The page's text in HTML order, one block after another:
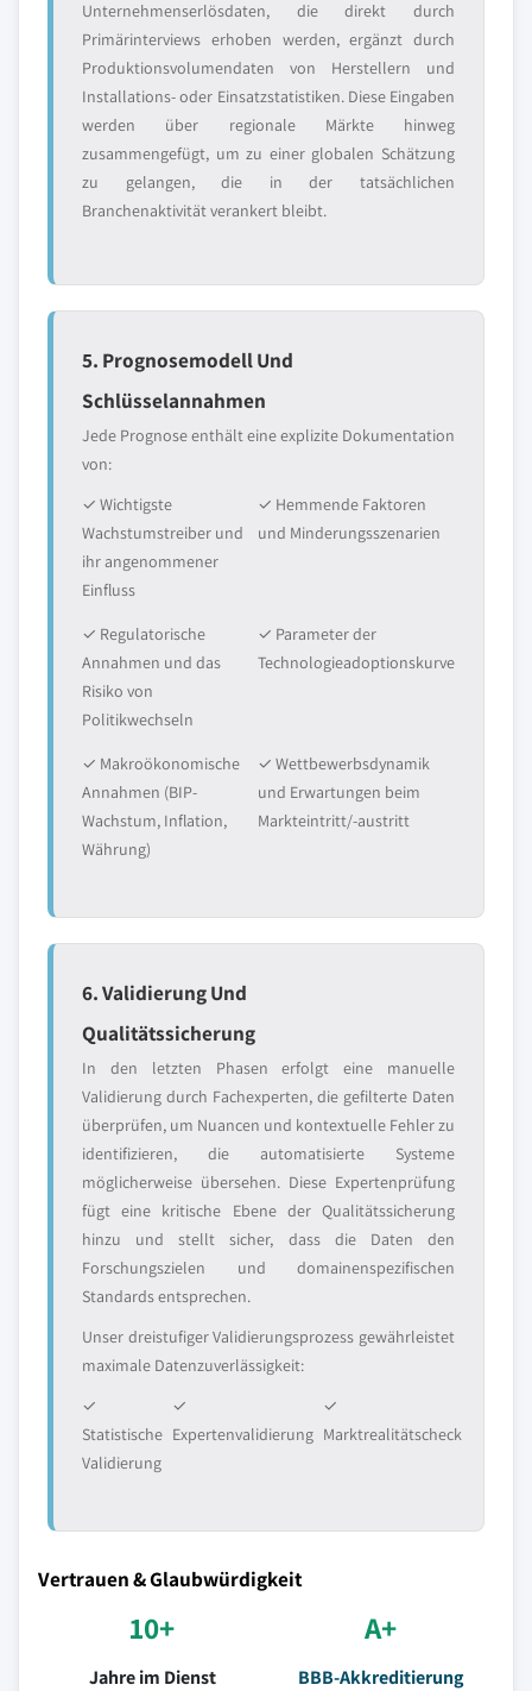
Unternehmenserlösdaten, die direkt durch
Primärinterviews erhoben werden, ergänzt durch
Produktionsvolumendaten von Herstellern und
Installations- oder Einsatzstatistiken. Diese Eingaben
werden über regionale Märkte hinweg
zusammengefügt, um zu einer globalen Schätzung
zu gelangen, die in der tatsächlichen
Branchenaktivität verankert bleibt.
5. Prognosemodell Und
Schlüsselannahmen
Jede Prognose enthält eine explizite Dokumentation
von:
✓ Wichtigste
Wachstumstreiber und
ihr angenommener
Einfluss
✓ Hemmende Faktoren
und Minderungsszenarien
✓ Regulatorische
Annahmen und das
Risiko von
Politikwechseln
✓ Parameter der
Technologieadoptionskurve
✓ Makroökonomische
Annahmen (BIP-
Wachstum, Inflation,
Währung)
✓ Wettbewerbsdynamik
und Erwartungen beim
Markteintritt/-austritt
6. Validierung Und
Qualitätssicherung
In den letzten Phasen erfolgt eine manuelle
Validierung durch Fachexperten, die gefilterte Daten
überprüfen, um Nuancen und kontextuelle Fehler zu
identifizieren, die automatisierte Systeme
möglicherweise übersehen. Diese Expertenprüfung
fügt eine kritische Ebene der Qualitätssicherung
hinzu und stellt sicher, dass die Daten den
Forschungszielen und domainenspezifischen
Standards entsprechen.
Unser dreistufiger Validierungsprozess gewährleistet
maximale Datenzuverlässigkeit:
✓
Statistische
Validierung
✓
Expertenvalidierung
✓
Marktrealitätscheck
Vertrauen & Glaubwürdigkeit
10+
Jahre im Dienst
A+
BBB-Akkreditierung